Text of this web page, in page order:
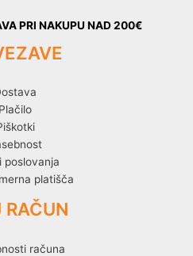
PRI NAKUPU NAD 200€
Plačilo
poslovanja
platišča
RAČUN
računa